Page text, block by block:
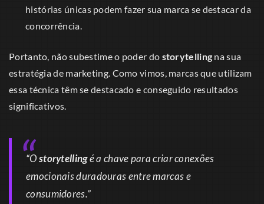
histórias únicas podem fazer sua marca se destacar da
concorrência.
Portanto, não subestime o poder do storytelling na sua
estratégia de marketing. Como vimos, marcas que utilizam
essa técnica têm se destacado e conseguido resultados
significativos.
“Ostorytellingé a chave para criar conexões
emocionais duradouras entre marcas e
consumidores.”